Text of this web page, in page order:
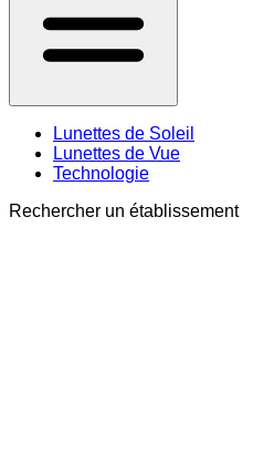
Lunettes de Soleil
Lunettes de Vue
Technologie
Rechercher un établissement